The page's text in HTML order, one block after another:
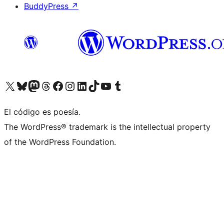
BuddyPress ↗
Visita nuestra cuenta de X (anteriormente Twitter)
Visita nuestra cuenta de Bluesky
Visita nuestra cuenta de Mastodon
Visita nuestra cuenta de Threads
Visita nuestra página de Facebook
Visita nuestra cuenta de Instagram
Visita nuestra cuenta de LinkedIn
Visita nuestra cuenta de TikTok
Visita nuestro canal de YouTube
Visita nuestra cuenta de Tumblr
El código es poesía.
The WordPress® trademark is the intellectual property
of the WordPress Foundation.